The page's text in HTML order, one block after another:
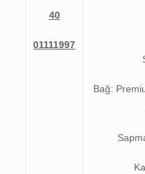
40
01111997
Bağ: